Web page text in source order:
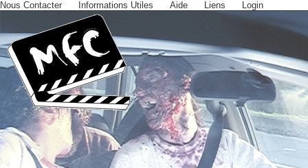
Nous Contacter Informations Utiles Aide Liens Login